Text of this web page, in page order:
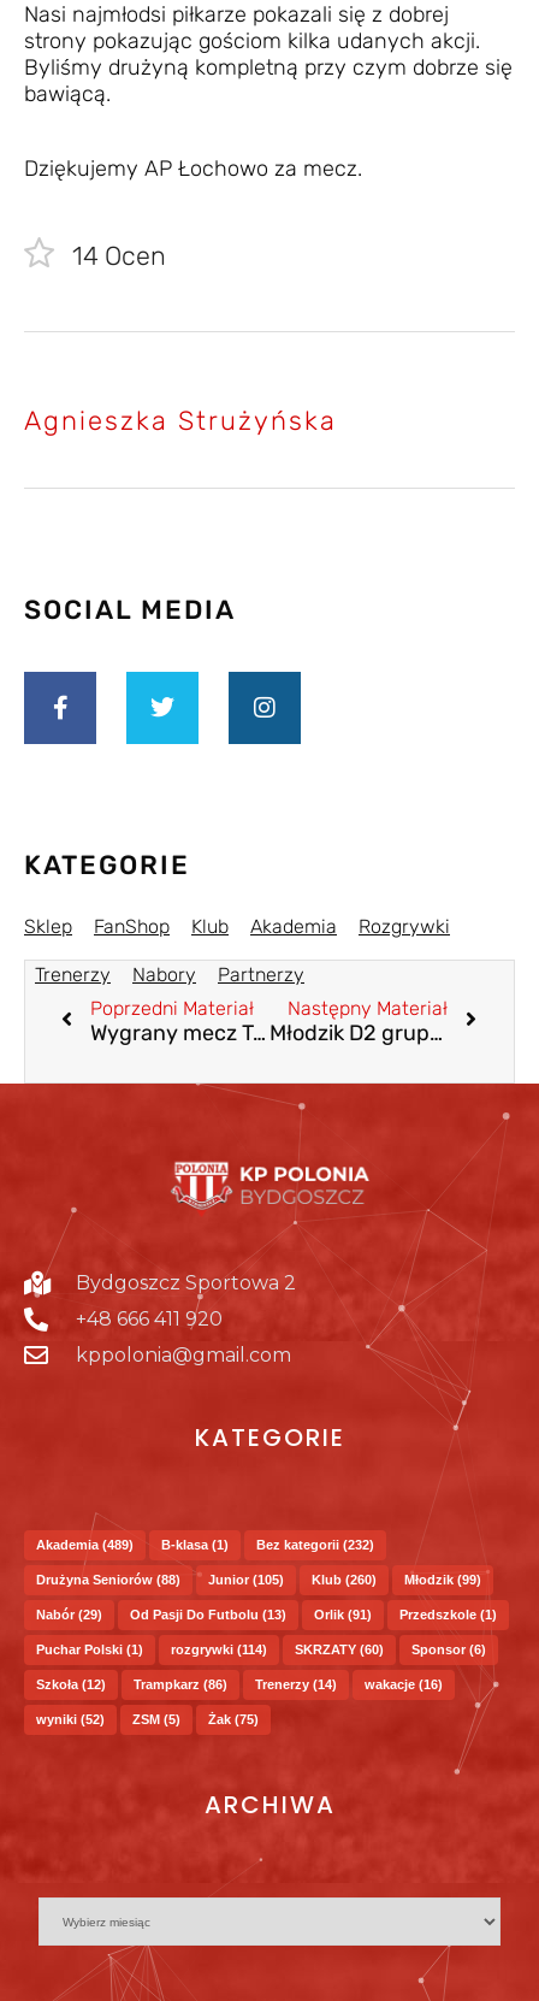
Nasi najmłodsi piłkarze pokazali się z dobrej
strony pokazując gościom kilka udanych akcji.
Byliśmy drużyną kompletną przy czym dobrze się
bawiącą.
Dziękujemy AP Łochowo za mecz.
14 Ocen
Agnieszka Strużyńska
SOCIAL MEDIA
KATEGORIE
Sklep FanShop Klub Akademia Rozgrywki
Trenerzy Nabory
Partnerzy
Poprzedni Materiał
Wygrany mecz Trampkarza C2 z AP Reissa Inowrocław
Następny Materiał
Młodzik D2 grupa popołudniowa przegrywa mecz z Wisłą Fordon
Bydgoszcz Sportowa 2
+48 666 411 920
kppolonia@gmail.com
KATEGORIE
Akademia (489) B-klasa (1) Bez kategorii (232)
Drużyna Seniorów (88) Junior (105) Klub (260) Młodzik (99)
Nabór (29) Od Pasji Do Futbolu (13) Orlik (91) Przedszkole (1)
Puchar Polski (1) rozgrywki (114) SKRZATY (60) Sponsor (6)
Szkoła (12) Trampkarz (86) Trenerzy (14) wakacje (16)
wyniki (52) ZSM (5) Żak (75)
ARCHIWA